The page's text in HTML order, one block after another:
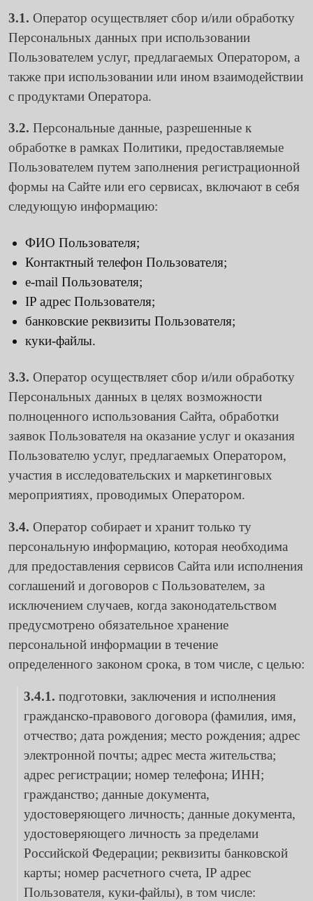
3.1. Оператор осуществляет сбор и/или обработку
Персональных данных при использовании
Пользователем услуг, предлагаемых Оператором, а
также при использовании или ином взаимодействии
с продуктами Оператора.
3.2. Персональные данные, разрешенные к
обработке в рамках Политики, предоставляемые
Пользователем путем заполнения регистрационной
формы на Сайте или его сервисах, включают в себя
следующую информацию:
ФИО Пользователя;
Контактный телефон Пользователя;
e-mail Пользователя;
IP адрес Пользователя;
банковские реквизиты Пользователя;
куки-файлы.
3.3. Оператор осуществляет сбор и/или обработку
Персональных данных в целях возможности
полноценного использования Сайта, обработки
заявок Пользователя на оказание услуг и оказания
Пользователю услуг, предлагаемых Оператором,
участия в исследовательских и маркетинговых
мероприятиях, проводимых Оператором.
3.4. Оператор собирает и хранит только ту
персональную информацию, которая необходима
для предоставления сервисов Сайта или исполнения
соглашений и договоров с Пользователем, за
исключением случаев, когда законодательством
предусмотрено обязательное хранение
персональной информации в течение
определенного законом срока, в том числе, с целью:
3.4.1. подготовки, заключения и исполнения
гражданско-правового договора (фамилия, имя,
отчество; дата рождения; место рождения; адрес
электронной почты; адрес места жительства;
адрес регистрации; номер телефона; ИНН;
гражданство; данные документа,
удостоверяющего личность; данные документа,
удостоверяющего личность за пределами
Российской Федерации; реквизиты банковской
карты; номер расчетного счета, IP адрес
Пользователя, куки-файлы), в том числе: